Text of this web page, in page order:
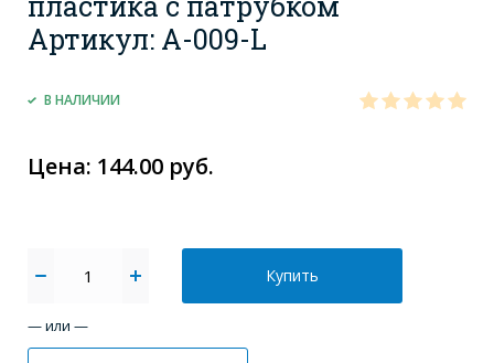
Артикул: A-009-L
В НАЛИЧИИ
Цена: 144.00 руб.
Купить
— или —